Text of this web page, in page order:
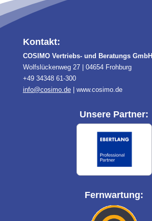
Kontakt:
COSIMO Vertriebs- und Beratungs GmbH
Wolfslückenweg 27 | 04654 Frohburg
+49 34348 61-300
info@cosimo.de| www.cosimo.de
Unsere Partner:
Fernwartung: